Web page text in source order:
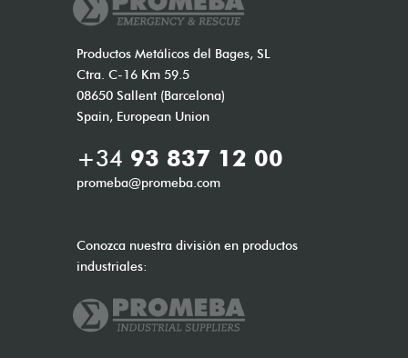
Productos Metálicos del Bages, SL
Ctra. C-16 Km 59.5
08650 Sallent (Barcelona)
Spain, European Union
+34 93 837 12 00
promeba@promeba.com
Conozca nuestra división en productos
industriales: